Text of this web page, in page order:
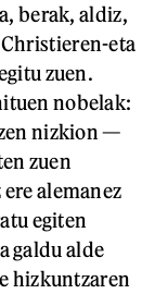
berak, aldiz,
eta
zuen.
nobelak:
nizkion —
zuen
alemanez
egiten
galdu alde
hizkuntzaren